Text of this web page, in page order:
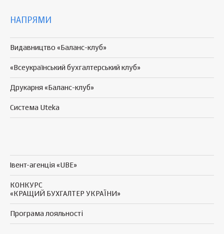
НАПРЯМИ
Видавництво «Баланс-клуб»
«Всеукраїнський бухгалтерський клуб»
Друкарня «Баланс-клуб»
Система Uteka
Івент-агенція «UBE»
КОНКУРС
«КРАЩИЙ БУХГАЛТЕР УКРАЇНИ»
Програма лояльності